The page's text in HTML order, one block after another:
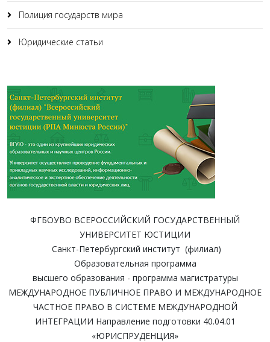
Полиция государств мира
Юридические статьи
ФГБОУВО ВСЕРОССИЙСКИЙ ГОСУДАРСТВЕННЫЙ
УНИВЕРСИТЕТ ЮСТИЦИИ
Санкт-Петербургский институт (филиал)
Образовательная программа
высшего образования - программа магистратуры
МЕЖДУНАРОДНОЕ ПУБЛИЧНОЕ ПРАВО И МЕЖДУНАРОДНОЕ
ЧАСТНОЕ ПРАВО В СИСТЕМЕ МЕЖДУНАРОДНОЙ
ИНТЕГРАЦИИ Направление подготовки 40.04.01
«ЮРИСПРУДЕНЦИЯ»